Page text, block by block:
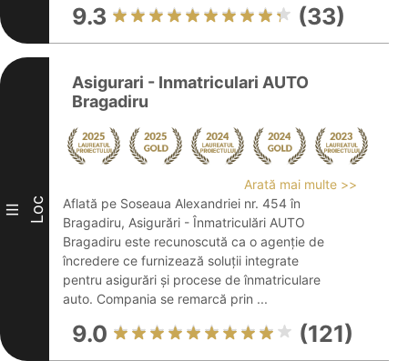
9.3 (33)
III Loc
Asigurari - Inmatriculari AUTO
Bragadiru
Arată mai multe >>
Aflată pe Soseaua Alexandriei nr. 454 în
Bragadiru, Asigurări - Înmatriculări AUTO
Bragadiru este recunoscută ca o agenție de
încredere ce furnizează soluții integrate
pentru asigurări și procese de înmatriculare
auto. Compania se remarcă prin ...
9.0 (121)